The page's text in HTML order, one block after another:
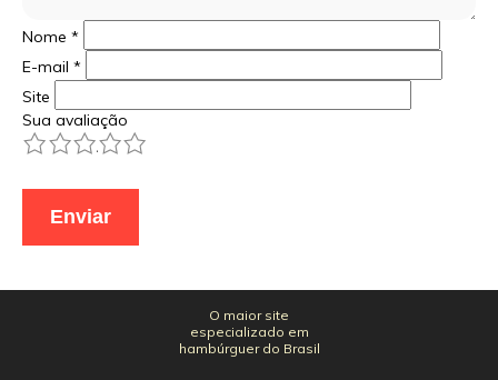
Nome *
E-mail *
Site
Sua avaliação
5
4
3
2
O maior site
especializado em
hambúrguer do Brasil